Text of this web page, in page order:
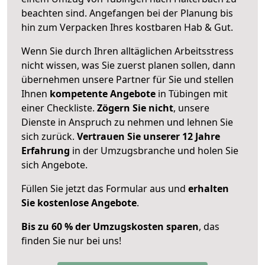
beachten sind. Angefangen bei der Planung bis
hin zum Verpacken Ihres kostbaren Hab & Gut.
Wenn Sie durch Ihren alltäglichen Arbeitsstress
nicht wissen, was Sie zuerst planen sollen, dann
übernehmen unsere Partner für Sie und stellen
Ihnen kompetente Angebote in Tübingen mit
einer Checkliste. Zögern Sie nicht, unsere
Dienste in Anspruch zu nehmen und lehnen Sie
sich zurück. Vertrauen Sie unserer 12 Jahre
Erfahrung in der Umzugsbranche und holen Sie
sich Angebote.
Füllen Sie jetzt das Formular aus und erhalten
Sie kostenlose Angebote.
Bis zu 60 % der Umzugskosten sparen, das
finden Sie nur bei uns!